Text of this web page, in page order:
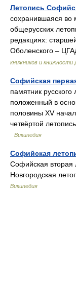
Летопись
сохранившаяся во
общерусских
редакциях:
Оболенского –
книжников и книжности
Софийская
памятник
положенный в
половины XV
четвёртой
Википедия
Софийская
Софийская вторая
Новгородская
Википедия